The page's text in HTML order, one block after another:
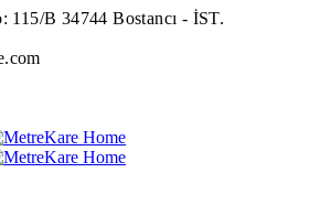
115/B 34744 Bostancı - İST.